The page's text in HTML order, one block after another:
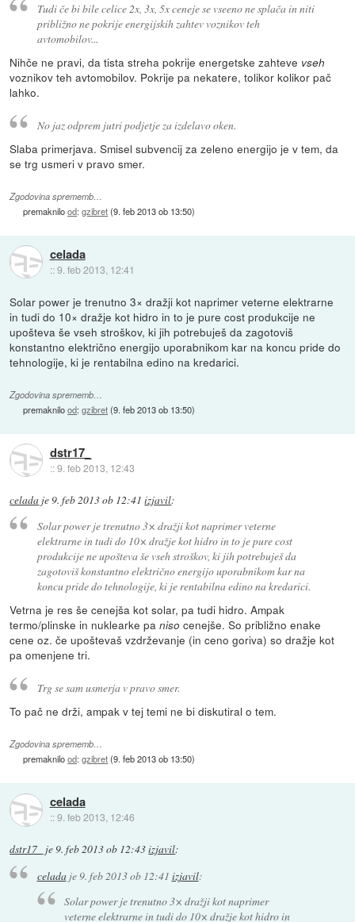
Tudi če bi bile celice 2x, 3x, 5x ceneje se vseeno ne splača in niti
približno ne pokrije energijskih zahtev voznikov teh
avtomobilov...
Nihče ne pravi, da tista streha pokrije energetske zahteve vseh
voznikov teh avtomobilov. Pokrije pa nekatere, tolikor kolikor pač
lahko.
No jaz odprem jutri podjetje za izdelavo oken.
Slaba primerjava. Smisel subvencij za zeleno energijo je v tem, da
se trg usmeri v pravo smer.
Zgodovina sprememb…
premaknilood:gzibret(9. feb 2013 ob 13:50)
celada
::9. feb 2013, 12:41
Solar power je trenutno 3× dražji kot naprimer veterne elektrarne
in tudi do 10× dražje kot hidro in to je pure cost produkcije ne
upošteva še vseh stroškov, ki jih potrebuješ da zagotoviš
konstantno električno energijo uporabnikom kar na koncu pride do
tehnologije, ki je rentabilna edino na kredarici.
Zgodovina sprememb…
premaknilood:gzibret(9. feb 2013 ob 13:50)
dstr17_
::9. feb 2013, 12:43
celada je9. feb 2013 ob 12:41 izjavil:
Solar power je trenutno 3× dražji kot naprimer veterne
elektrarne in tudi do 10× dražje kot hidro in to je pure cost
produkcije ne upošteva še vseh stroškov, ki jih potrebuješ da
zagotoviš konstantno električno energijo uporabnikom kar na
koncu pride do tehnologije, ki je rentabilna edino na kredarici.
Vetrna je res še cenejša kot solar, pa tudi hidro. Ampak
termo/plinske in nuklearke paniso cenejše. So približno enake
cene oz. če upoštevaš vzdrževanje (in ceno goriva) so dražje kot
pa omenjene tri.
Trg se sam usmerja v pravo smer.
To pač ne drži, ampak v tej temi ne bi diskutiral o tem.
Zgodovina sprememb…
premaknilood:gzibret(9. feb 2013 ob 13:50)
celada
::9. feb 2013, 12:46
dstr17_ je9. feb 2013 ob 12:43izjavil:
celadaje 9. feb 2013 ob 12:41 izjavil:
Solar power je trenutno 3× dražji kot naprimer
veterne elektrarne in tudi do 10× dražje kot hidro in